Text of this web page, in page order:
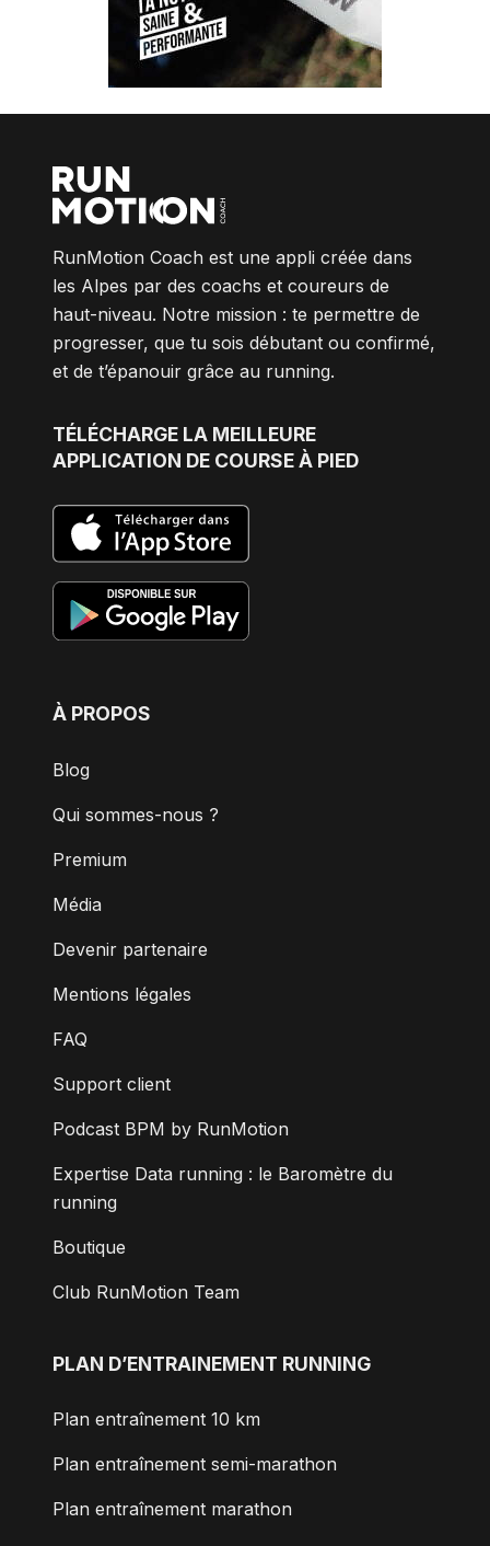
RunMotion Coach est une appli créée dans
les Alpes par des coachs et coureurs de
haut-niveau. Notre mission : te permettre de
progresser, que tu sois débutant ou confirmé,
et de t’épanouir grâce au running.
TÉLÉCHARGE LA MEILLEURE
APPLICATION DE COURSE À PIED
À PROPOS
Blog
Qui sommes-nous ?
Premium
Média
Devenir partenaire
Mentions légales
FAQ
Support client
Podcast BPM by RunMotion
Expertise Data running : le Baromètre du
running
Boutique
Club RunMotion Team
PLAN D’ENTRAINEMENT RUNNING
Plan entraînement 10 km
Plan entraînement semi-marathon
Plan entraînement marathon